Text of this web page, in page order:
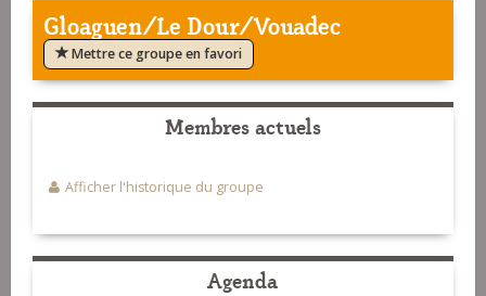
Gloaguen/Le Dour/Vouadec
Mettre ce groupe en favori
Membres actuels
Afficher l'historique du groupe
Agenda